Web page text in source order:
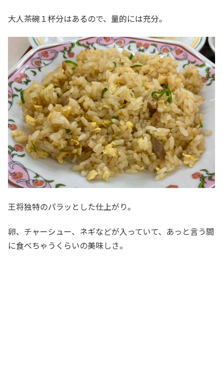
大人茶碗１杯分はあるので、量的には充分。
王将独特のパラッとした仕上がり。
卵、チャーシュー、ネギなどが入っていて、あっと言う間
に食べちゃうくらいの美味しさ。